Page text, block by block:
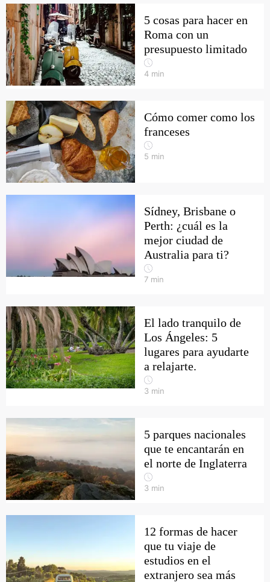
5 cosas para hacer en
Roma con un
presupuesto limitado
4 min
Cómo comer como los
franceses
5 min
Sídney, Brisbane o
Perth: ¿cuál es la
mejor ciudad de
Australia para ti?
7 min
El lado tranquilo de
Los Ángeles: 5
lugares para ayudarte
a relajarte.
3 min
5 parques nacionales
que te encantarán en
el norte de Inglaterra
3 min
12 formas de hacer
que tu viaje de
estudios en el
extranjero sea más